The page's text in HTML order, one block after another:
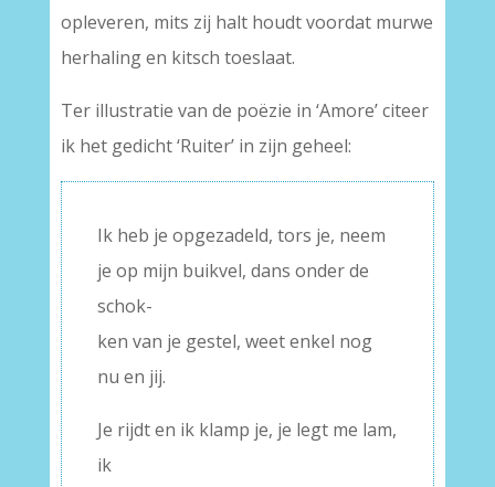
opleveren, mits zij halt houdt voordat murwe
herhaling en kitsch toeslaat.
Ter illustratie van de poëzie in ‘Amore’ citeer
ik het gedicht ‘Ruiter’ in zijn geheel:
Ik heb je opgezadeld, tors je, neem
je op mijn buikvel, dans onder de
schok-
ken van je gestel, weet enkel nog
nu en jij.
Je rijdt en ik klamp je, je legt me lam,
ik